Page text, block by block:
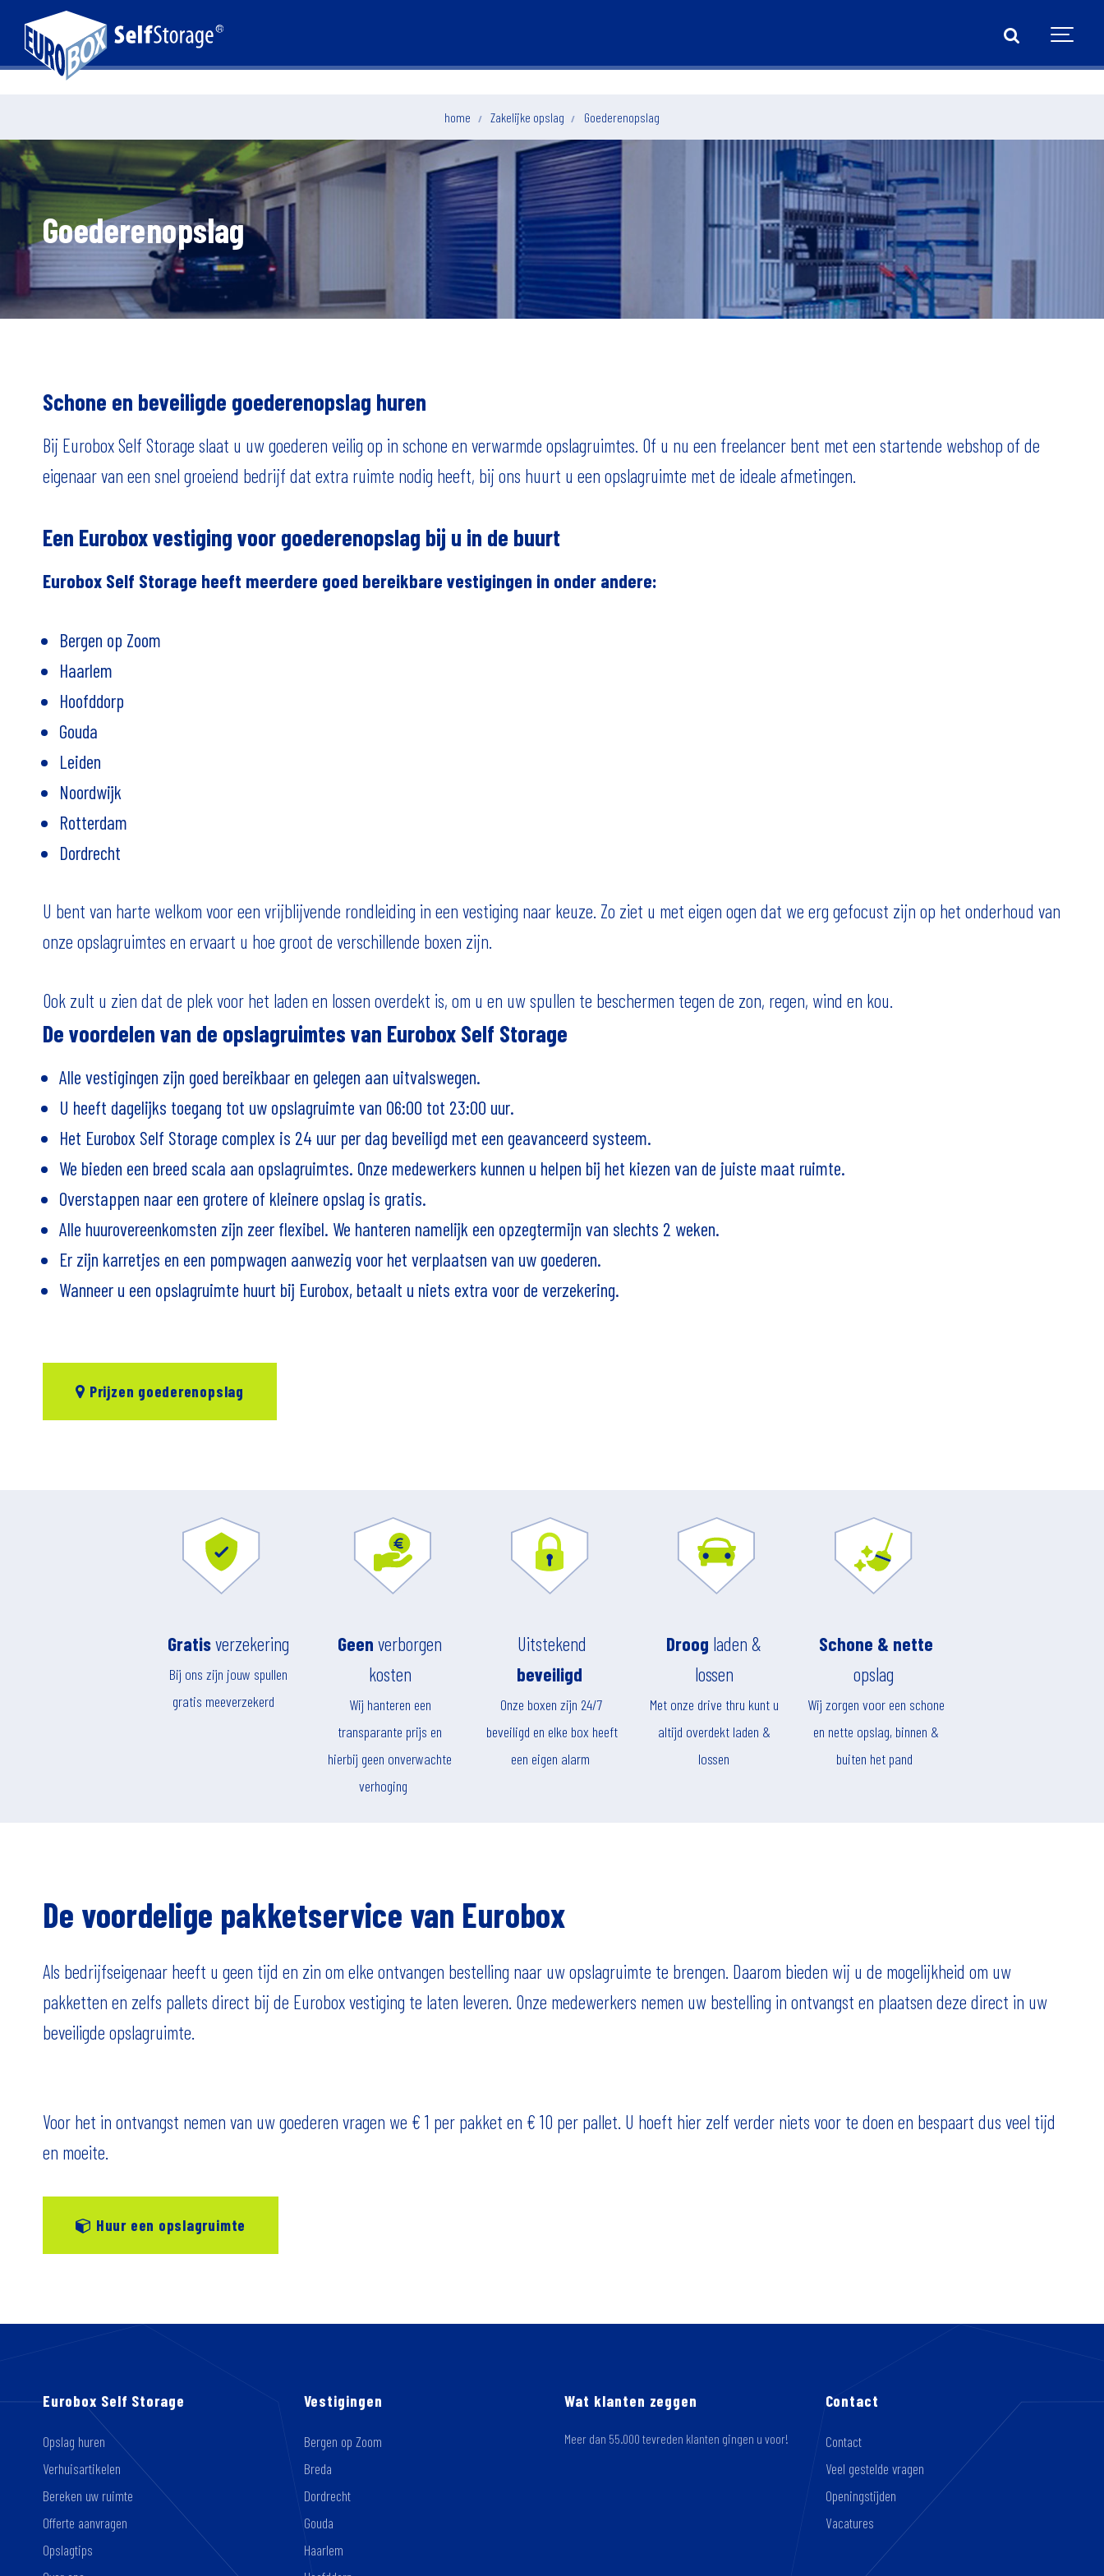
home Zakelijke opslag Goederenopslag
Goederenopslag
Schone en beveiligde goederenopslag huren
Bij Eurobox Self Storage slaat u uw goederen veilig op in schone en verwarmde opslagruimtes. Of u nu een freelancer bent met een startende webshop of de
eigenaar van een snel groeiend bedrijf dat extra ruimte nodig heeft, bij ons huurt u een opslagruimte met de ideale afmetingen.
Een Eurobox vestiging voor goederenopslag bij u in de buurt
Eurobox Self Storage heeft meerdere goed bereikbare vestigingen in onder andere:
Bergen op Zoom
Haarlem
Hoofddorp
Gouda
Leiden
Noordwijk
Rotterdam
Dordrecht
U bent van harte welkom voor een vrijblijvende rondleiding in een vestiging naar keuze. Zo ziet u met eigen ogen dat we erg gefocust zijn op het onderhoud van
onze opslagruimtes en ervaart u hoe groot de verschillende boxen zijn.
Ook zult u zien dat de plek voor het laden en lossen overdekt is, om u en uw spullen te beschermen tegen de zon, regen, wind en kou.
De voordelen van de opslagruimtes van Eurobox Self Storage
Alle vestigingen zijn goed bereikbaar en gelegen aan uitvalswegen.
U heeft dagelijks toegang tot uw opslagruimte van 06:00 tot 23:00 uur.
Het Eurobox Self Storage complex is 24 uur per dag beveiligd met een geavanceerd systeem.
We bieden een breed scala aan opslagruimtes. Onze medewerkers kunnen u helpen bij het kiezen van de juiste maat ruimte.
Overstappen naar een grotere of kleinere opslag is gratis.
Alle huurovereenkomsten zijn zeer flexibel. We hanteren namelijk een opzegtermijn van slechts 2 weken.
Er zijn karretjes en een pompwagen aanwezig voor het verplaatsen van uw goederen.
Wanneer u een opslagruimte huurt bij Eurobox, betaalt u niets extra voor de verzekering.
Prijzen goederenopslag
Gratisverzekering
Bij ons zijn jouw spullen
gratis meeverzekerd
Geen verborgen
kosten
Wij hanteren een
transparante prijs en
hierbij geen onverwachte
verhoging
Uitstekend
beveiligd
Onze boxen zijn 24/7
beveiligd en elke box heeft
een eigen alarm
Droog laden &
lossen
Met onze drive thru kunt u
altijd overdekt laden &
lossen
Schone & nette
opslag
Wij zorgen voor een schone
en nette opslag, binnen &
buiten het pand
De voordelige pakketservice van Eurobox
Als bedrijfseigenaar heeft u geen tijd en zin om elke ontvangen bestelling naar uw opslagruimte te brengen. Daarom bieden wij u de mogelijkheid om uw
pakketten en zelfs pallets direct bij de Eurobox vestiging te laten leveren. Onze medewerkers nemen uw bestelling in ontvangst en plaatsen deze direct in uw
beveiligde opslagruimte.
Voor het in ontvangst nemen van uw goederen vragen we € 1 per pakket en € 10 per pallet. U hoeft hier zelf verder niets voor te doen en bespaart dus veel tijd
en moeite.
Huur een opslagruimte
Eurobox Self Storage
Opslag huren
Verhuisartikelen
Bereken uw ruimte
Offerte aanvragen
Opslagtips
Vestigingen
Bergen op Zoom
Breda
Dordrecht
Gouda
Haarlem
Wat klanten zeggen
Meer dan 55.000 tevreden klanten gingen u voor!
Contact
Contact
Veel gestelde vragen
Openingstijden
Vacatures